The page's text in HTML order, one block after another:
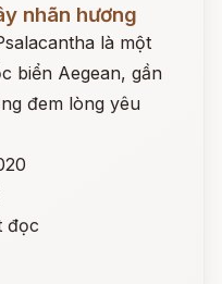
nhãn hương
là một
biển Aegean, gần
đem lòng yêu
đọc